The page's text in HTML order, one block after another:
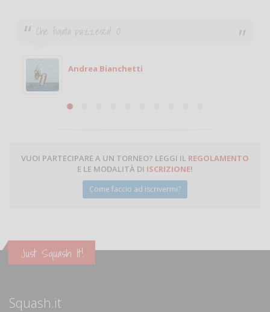
Che figata pazzesca! :O
Andrea Bianchetti
VUOI PARTECIPARE A UN TORNEO? LEGGI IL REGOLAMENTO
E LE MODALITÀ DI ISCRIZIONE!
Come faccio ad iscrivermi?
Just Squash It!
Squash.it